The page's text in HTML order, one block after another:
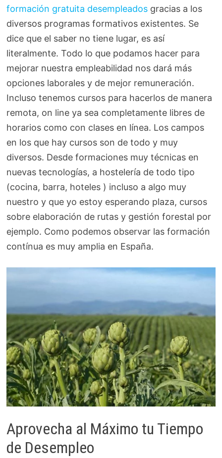
formación gratuita desempleadosgracias a los
diversos programas formativos existentes. Se
dice que el saber no tiene lugar, es así
literalmente. Todo lo que podamos hacer para
mejorar nuestra empleabilidad nos dará más
opciones laborales y de mejor remuneración.
Incluso tenemos cursos para hacerlos de manera
remota, on line ya sea completamente libres de
horarios como con clases en línea. Los campos
en los que hay cursos son de todo y muy
diversos. Desde formaciones muy técnicas en
nuevas tecnologías, a hostelería de todo tipo
(cocina, barra, hoteles ) incluso a algo muy
nuestro y que yo estoy esperando plaza, cursos
sobre elaboración de rutas y gestión forestal por
ejemplo. Como podemos observar las formación
contínua es muy amplia en España.
Aprovecha al Máximo tu Tiempo
de Desempleo